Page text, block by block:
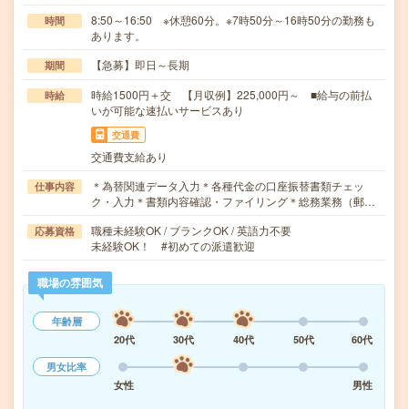
時間
8:50～16:50 ※休憩60分。※7時50分～16時50分の勤務も
あります。
期間 【急募】即日～長期
時給
時給1500円＋交 【月収例】225,000円～ ■給与の前払
いが可能な速払いサービスあり
交通費
交通費支給あり
仕事内容
＊為替関連データ入力＊各種代金の口座振替書類チェッ
ク・入力＊書類内容確認・ファイリング＊総務業務（郵…
応募資格
職種未経験OK / ブランクOK / 英語力不要
未経験OK！ #初めての派遣歓迎
職場の雰囲気
年齢層
20代
30代 40代 50代
60代
男女比率
女性
男性